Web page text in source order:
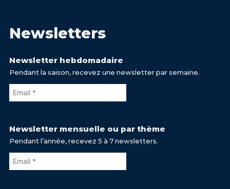
Newsletters
Newsletter hebdomadaire
Pendant la saison, recevez une newsletter par semaine.
Newsletter mensuelle ou par thème
Pendant l’année, recevez 5 à 7 newsletters.